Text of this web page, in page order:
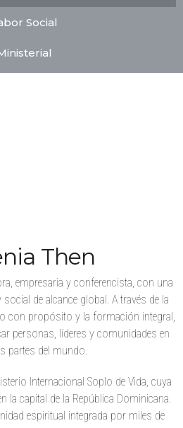
Social
Then
empresaria y conferencista, con una
de alcance global. A través de la
con propósito y la formación integral,
personas, líderes y comunidades en
partes del mundo.
Internacional Soplo de Vida, cuya
la capital de la República Dominicana.
espiritual integrada por miles de